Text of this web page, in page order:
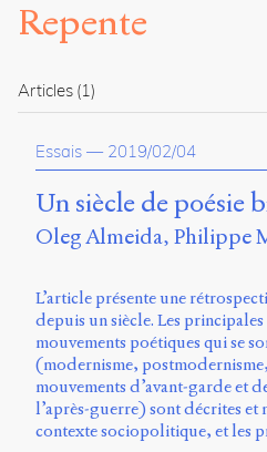
revue
Présentation
Publier
À
propos
du
site
Archipel
ligne
Mastodon
Université
de
Repente
Articles (1)
Essais — 2019/02/04
Un siècle de poésie
Oleg Almeida Philippe
L’article présente une
depuis un siècle. Les
mouvements poétiques qui se
(modernisme,
mouvements d’avant-garde et
l’après-guerre) sont décrites et
contexte sociopolitique, et les